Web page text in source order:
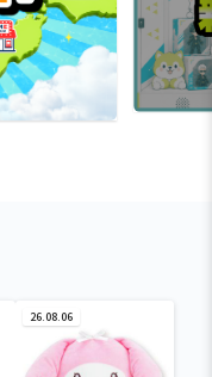
26.08.06